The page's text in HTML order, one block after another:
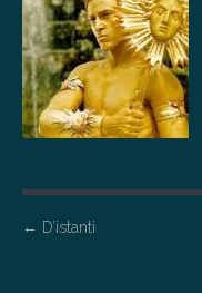
P
← D’istanti